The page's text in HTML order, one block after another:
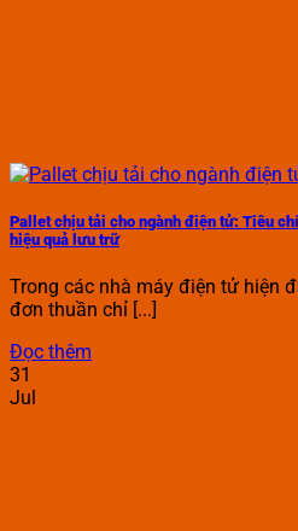
Pallet chịu tải cho ngành điện tử: Tiêu
hiệu quả lưu trữ
Trong các nhà máy điện tử hiện
đơn thuần chỉ [...]
Đọc thêm
31
Jul